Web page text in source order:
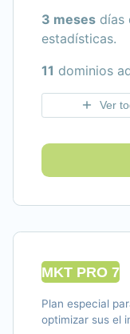
3 meses días
estadísticas.
11 dominios
Ver
MKT PRO 7
Plan especial
optimizar sus el